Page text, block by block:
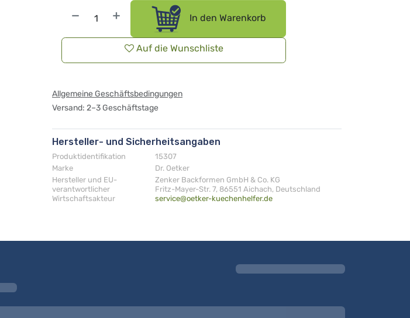
In den Warenkorb
Auf die Wunschliste
Allgemeine Geschäftsbedingungen
Versand: 2–3 Geschäftstage
Hersteller- und Sicherheitsangaben
Produktidentifikation
15307
Marke
Dr. Oetker
Hersteller und EU-
verantwortlicher
Wirtschaftsakteur
Zenker Backformen GmbH & Co. KG
Fritz-Mayer-Str. 7, 86551 Aichach, Deutschland
service@oetker-kuechenhelfer.de